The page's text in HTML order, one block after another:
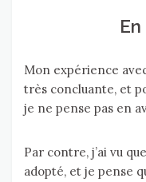
Mon expérience
très concluante, et
je ne pense pas en
Par contre, j’ai vu
adopté, et je pense